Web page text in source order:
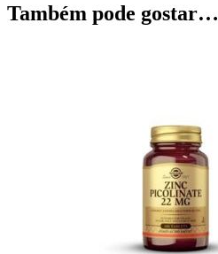
Também pode gostar…